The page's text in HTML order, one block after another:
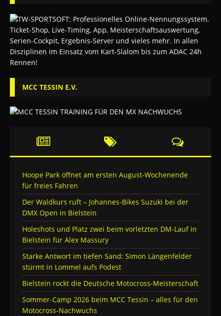
MCC TESSIN E.V.
Hoope Park öffnet am ersten August-Wochenende
für freies Fahren
Der Waldkurs ruft – Johannes-Bikes Suzuki bei der
DMX Open in Bielstein
Holeshots und Platz zwei beim vorletzten DM-Lauf in
Bielstein für Alex Massury
Starke Antwort im tiefen Sand: Simon Längenfelder
stürmt in Lommel aufs Podest
Bielstein rockt die Deutsche Motocross-Meisterschaft
Sommer-Camp 2026 beim MCC Tessin – alles für den
Motocross-Nachwuchs